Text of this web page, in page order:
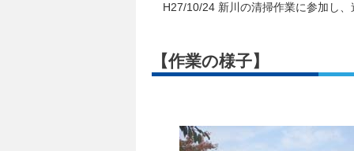
H27/10/24 新川の清掃作業に参加し
【作業の様子】